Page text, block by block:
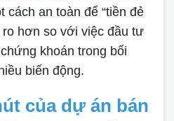
cách an toàn để “tiền đẻ
ro hơn so với việc đầu tư
khoán trong bối
biến động.
của dự án bán